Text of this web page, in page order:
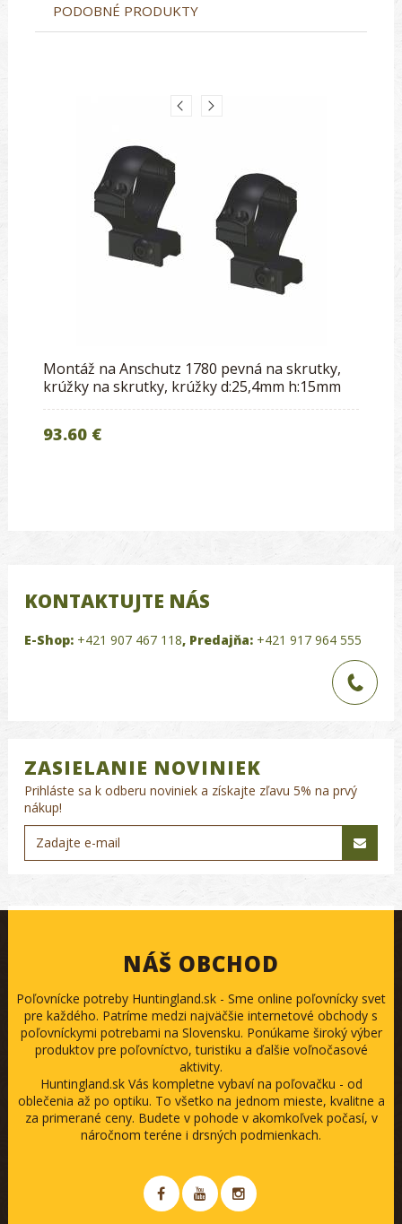
PODOBNÉ PRODUKTY
Montáž na Anschutz 1780 pevná na skrutky,
krúžky na skrutky, krúžky d:25,4mm h:15mm
93.60 €
KONTAKTUJTE NÁS
E-Shop: +421 907 467 118, Predajňa: +421 917 964 555
ZASIELANIE NOVINIEK
Prihláste sa k odberu noviniek a získajte zľavu 5% na prvý
nákup!
NÁŠ OBCHOD
Poľovnícke potreby Huntingland.sk - Sme online poľovnícky svet
pre každého. Patríme medzi najväčšie internetové obchody s
poľovníckymi potrebami na Slovensku. Ponúkame široký výber
produktov pre poľovníctvo, turistiku a ďalšie voľnočasové
aktivity.
Huntingland.sk Vás kompletne vybaví na poľovačku - od
oblečenia až po optiku. To všetko na jednom mieste, kvalitne a
za primerané ceny. Budete v pohode v akomkoľvek počasí, v
náročnom teréne i drsných podmienkach.